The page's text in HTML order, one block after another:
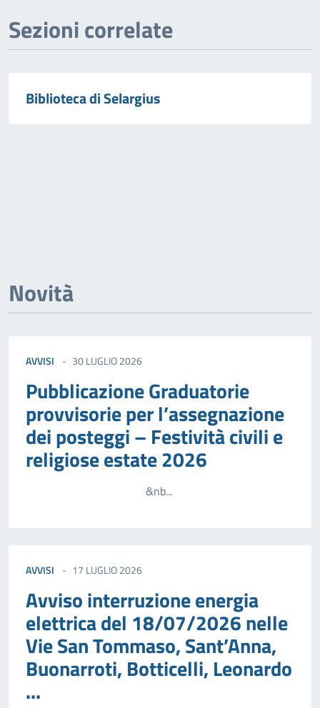
Sezioni correlate
Biblioteca di Selargius
Novità
AVVISI 30 LUGLIO 2026
Pubblicazione Graduatorie
provvisorie per l’assegnazione
dei posteggi – Festività civili e
religiose estate 2026
&nb...
AVVISI 17 LUGLIO 2026
Avviso interruzione energia
elettrica del 18/07/2026 nelle
Vie San Tommaso, Sant’Anna,
Buonarroti, Botticelli, Leonardo
...